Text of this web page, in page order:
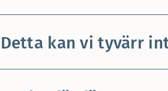
Detta kan vi tyvärr